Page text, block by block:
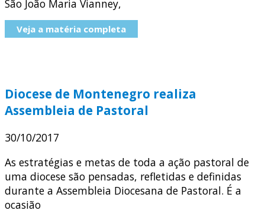
São João Maria Vianney,
Veja a matéria completa
Diocese de Montenegro realiza
Assembleia de Pastoral
30/10/2017
As estratégias e metas de toda a ação pastoral de
uma diocese são pensadas, refletidas e definidas
durante a Assembleia Diocesana de Pastoral. É a
ocasião